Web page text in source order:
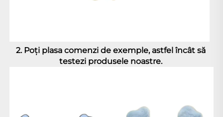
2. Poți plasa comenzi de exemple, astfel încât să
testezi produsele noastre.